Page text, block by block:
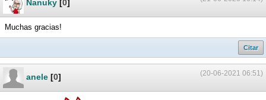
Nanuky [0]
Muchas gracias!
Citar
(20-06-2021 06:51)
anele [0]